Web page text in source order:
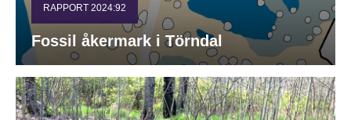
RAPPORT 2024:92
Fossil åkermark i Törndal